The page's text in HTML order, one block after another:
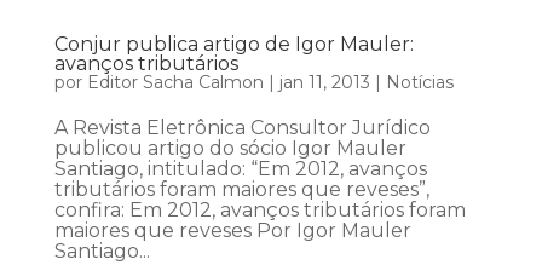
Conjur publica artigo de Igor Mauler:
avanços tributários
por Editor Sacha Calmon jan 11, 2013 Notícias
A Revista Eletrônica Consultor Jurídico
publicou artigo do sócio Igor Mauler
Santiago, intitulado: “Em 2012, avanços
tributários foram maiores que reveses”,
confira: Em 2012, avanços tributários foram
maiores que reveses Por Igor Mauler
Santiago...